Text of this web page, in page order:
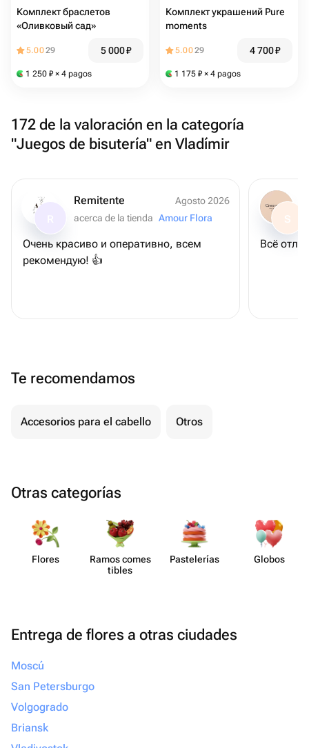
Комплект браслетов
«Оливковый сад»
5.0029 5 000₽
1 250 ₽ × 4 pagos
Комплект украшений Pure
moments
5.0029 4 700₽
1 175 ₽ × 4 pagos
172 de la valoración en la categoría
"Juegos de bisutería" en Vladímir
Remitente
Agosto 2026
acerca de la tienda Amour Flora
Очень красиво и оперативно, всем
рекомендую! 👍
S
Всё
Te recomendamos
Accesorios para el cabello Otros
Otras categorías
Flores
Ramos comes​
tibles
Paste​lerías Globos
Entrega de flores a otras ciudades
Moscú
San Petersburgo
Volgogrado
Briansk